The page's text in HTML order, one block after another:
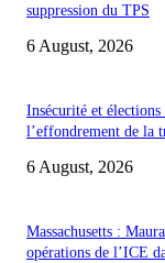
suppression du TPS
6 August, 2026
Insécurité et
l’effondrement de la
6 August, 2026
Massachusetts :
opérations de l’ICE